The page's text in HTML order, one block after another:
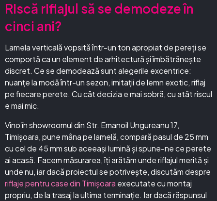
Riscă riflajul să se demodeze în
cinci ani?
Lamela verticală vopsită într-un ton apropiat de pereți se
comportă ca un element de arhitectură și îmbătrânește
discret. Ce se demodează sunt alegerile excentrice:
nuanțe la modă într-un sezon, imitații de lemn exotic, riflaj
pe fiecare perete. Cu cât decizia e mai sobră, cu atât riscul
e mai mic.
Vino în showroomul din Str. Emanoil Ungureanu 17,
Timișoara, pune mâna pe lamelă, compară pasul de 25 mm
cu cel de 45 mm sub aceeași lumină și spune-ne ce perete
ai acasă. Facem măsurarea, îți arătăm unde riflajul merită și
unde nu, iar dacă proiectul se potrivește, discutăm despre
riflaje pentru case din Timișoara executate cu montaj
propriu, de la trasaj la ultima terminație. Iar dacă răspunsul